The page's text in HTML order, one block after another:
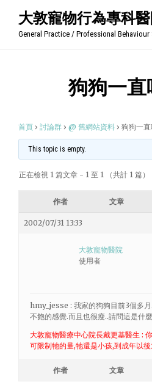
大敦寵物行為專科
General Practice / Professional Behaviour
狗狗一直
首頁 › 討論群 › @ 舊網站資料 › 狗狗一
This topic is empty.
正在檢視 1 篇文章 - 1 至 1 （共計 1 篇）
作者 文章
2002/07/31 13:33
大敦寵物醫院
使用者
hmy_jesse : 我家的狗狗目前3個多
不飽的感覺.而且也很瘦..請問這是什
大敦寵物醫療中心院長戴更基醫生 :
可限制牠的量,牠還是小孩,到成年以
作者 文章